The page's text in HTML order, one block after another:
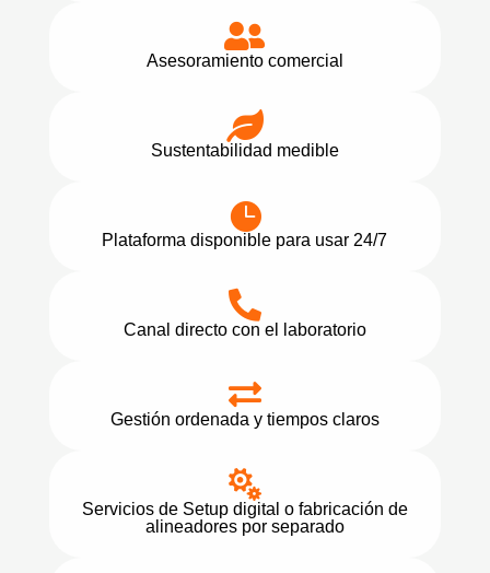

Asesoramiento comercial

Sustentabilidad medible

Plataforma disponible para usar 24/7

Canal directo con el laboratorio

Gestión ordenada y tiempos claros

Servicios de Setup digital o fabricación de
alineadores por separado